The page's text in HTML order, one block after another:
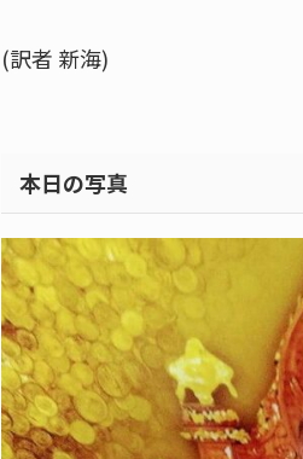
(訳者 新海)
本日の写真